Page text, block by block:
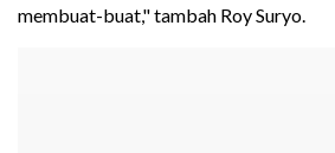
membuat-buat," tambah Roy Suryo.